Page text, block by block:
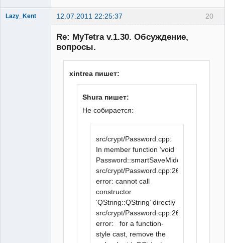
20
Lazy_Kent 12.07.2011 22:25:37
Re: MyTetra v.1.30. Обсуждение,
вопросы.
xintrea пишет:
Shura пишет:
Не собирается:
src/crypt/Password.cpp:
In member function ‘void
src/crypt/Password.cpp:261:86:
error: cannot call
constructor
‘QString::QString’ directly
src/crypt/Password.cpp:261:86:
error: for a function-
style cast, remove the